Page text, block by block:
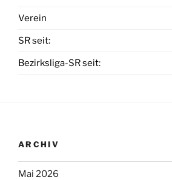
Verein
SR seit:
Bezirksliga-SR seit:
ARCHIV
Mai 2026